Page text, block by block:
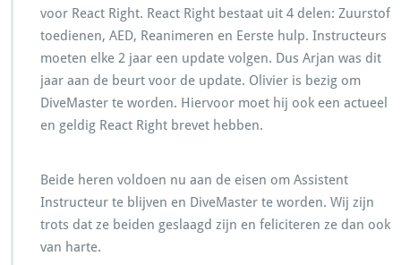
voor React Right. React Right bestaat uit 4 delen: Zuurstof
toedienen, AED, Reanimeren en Eerste hulp. Instructeurs
moeten elke 2 jaar een update volgen. Dus Arjan was dit
jaar aan de beurt voor de update. Olivier is bezig om
DiveMaster te worden. Hiervoor moet hij ook een actueel
en geldig React Right brevet hebben.
Beide heren voldoen nu aan de eisen om Assistent
Instructeur te blijven en DiveMaster te worden. Wij zijn
trots dat ze beiden geslaagd zijn en feliciteren ze dan ook
van harte.